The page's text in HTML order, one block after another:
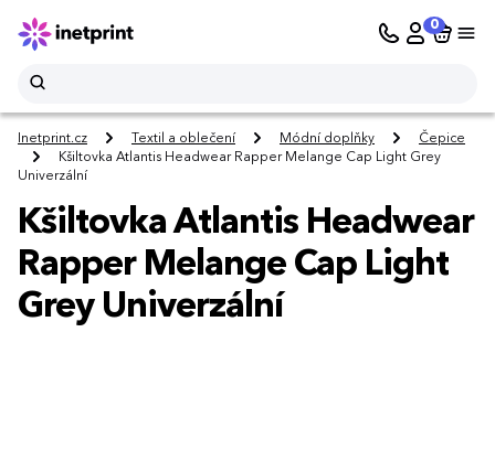
0
Inetprint.cz Textil a oblečení Módní doplňky
Čepice
Kšiltovka Atlantis Headwear Rapper Melange Cap Light Grey
Univerzální
Kšiltovka Atlantis Headwear
Rapper Melange Cap Light
Grey Univerzální